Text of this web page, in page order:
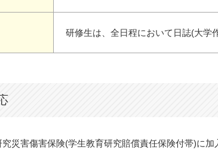
研修生は、全日程において日誌(大学
災害傷害保険(学生教育研究賠償責任保険付帯)に加